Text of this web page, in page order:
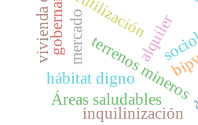
terrenos mineros
reutilización
Áreas saludables
inquilinización
mercado alquiler
hábitat digno
gobernanza
bipv